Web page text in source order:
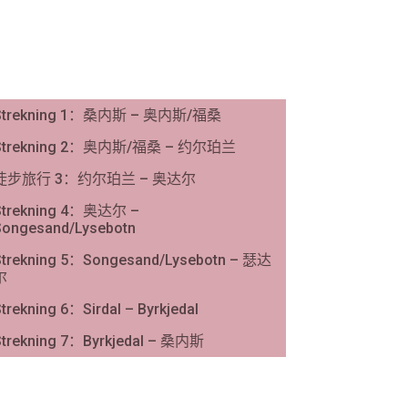
1：桑内斯 – 奥内斯/福桑
2：奥内斯/福桑 – 约尔珀兰
步旅行 3：约尔珀兰 – 奥达尔
4：奥达尔 –
Lysebotn
5：Songesand/Lysebotn – 瑟达
6：Sirdal – Byrkjedal
7：Byrkjedal – 桑内斯